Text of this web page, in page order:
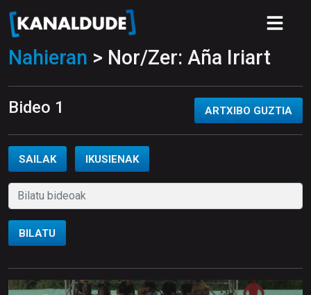
Nahieran > Nor/Zer: Aña Iriart
Bideo 1 ARTXIBO GUZTIA
SAILAK IKUSIENAK
BILATU